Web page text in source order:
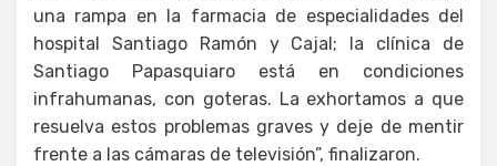
una rampa en la farmacia de especialidades del
hospital Santiago Ramón y Cajal; la clínica de
Santiago Papasquiaro está en condiciones
infrahumanas, con goteras. La exhortamos a que
resuelva estos problemas graves y deje de mentir
frente a las cámaras de televisión”, finalizaron.